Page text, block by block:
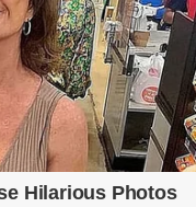
mù quáng, đã không
đạt, quyền lực, nhưng
về muộn, thậm chí có
tối vắng lặng, Trí ném